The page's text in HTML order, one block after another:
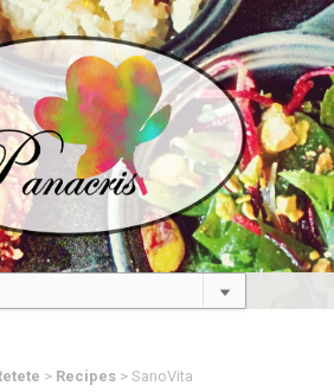
> Recipes> SanoVita